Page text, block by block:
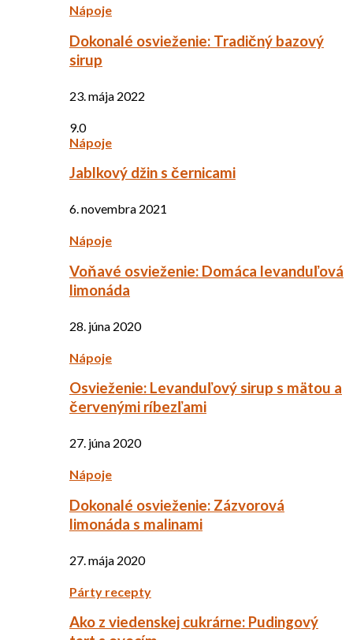
Nápoje
Dokonalé osvieženie: Tradičný bazový
sirup
23. mája 2022
9.0
Nápoje
Jablkový džin s černicami
6. novembra 2021
Nápoje
Voňavé osvieženie: Domáca levanduľová
limonáda
28. júna 2020
Nápoje
Osvieženie: Levanduľový sirup s mätou a
červenými ríbezľami
27. júna 2020
Nápoje
Dokonalé osvieženie: Zázvorová
limonáda s malinami
27. mája 2020
Párty recepty
Ako z viedenskej cukrárne: Pudingový